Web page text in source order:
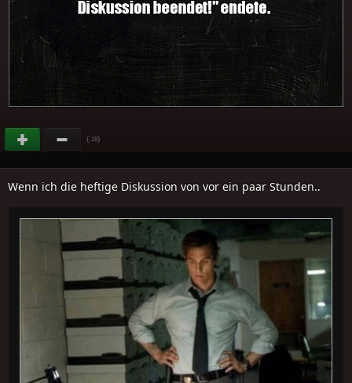
(-18)
Wenn ich die heftige Diskussion von vor ein paar Stunden..